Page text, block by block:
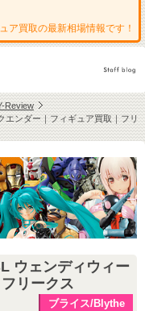
ア買取の最新相場情報です！
Review
エンダー｜フィギュア買取｜フリ
ウェンディウィー
リークス
ブライス/Blythe